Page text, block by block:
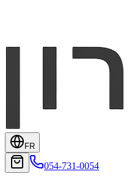
FR
054-731-0054